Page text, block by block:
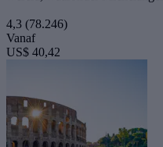
4,3 (78.246)
Vanaf
US$ 40,42